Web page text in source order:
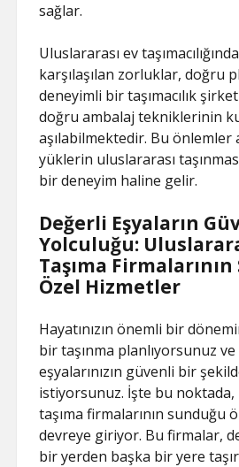
sağlar.
Uluslararası ev
karşılaşılan zorluklar, doğru
deneyimli bir taşımacılık
doğru ambalaj tekniklerinin
aşılabilmektedir. Bu önlemler
yüklerin uluslararası
bir deneyim haline gelir.
Değerli Eşyaların
Yolculuğu:
Taşıma
Özel Hizmetler
Hayatınızın önemli bir
bir taşınma planlıyorsunuz
eşyalarınızın güvenli bir
istiyorsunuz. İşte bu noktada,
taşıma firmalarının sunduğu
devreye giriyor. Bu firmalar,
bir yerden başka bir yere